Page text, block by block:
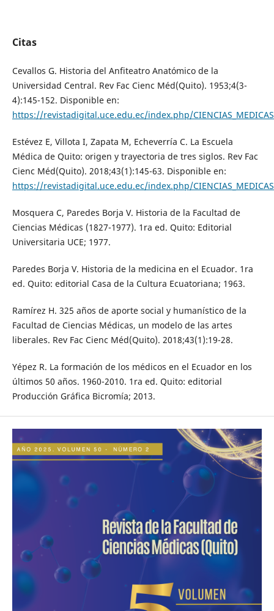
Citas
Cevallos G. Historia del Anfiteatro Anatómico de la
Universidad Central. Rev Fac Cienc Méd(Quito). 1953;4(3-
4):145-152. Disponible en:
https://revistadigital.uce.edu.ec/index.php/
Estévez E, Villota I, Zapata M, Echeverría C. La Escuela
Médica de Quito: origen y trayectoria de tres siglos. Rev Fac
Cienc Méd(Quito). 2018;43(1):145-63. Disponible en:
https://revistadigital.uce.edu.ec/index.php/
Mosquera C, Paredes Borja V. Historia de la Facultad de
Ciencias Médicas (1827-1977). 1ra ed. Quito: Editorial
Universitaria UCE; 1977.
Paredes Borja V. Historia de la medicina en el Ecuador. 1ra
ed. Quito: editorial Casa de la Cultura Ecuatoriana; 1963.
Ramírez H. 325 años de aporte social y humanístico de la
Facultad de Ciencias Médicas, un modelo de las artes
liberales. Rev Fac Cienc Méd(Quito). 2018;43(1):19-28.
Yépez R. La formación de los médicos en el Ecuador en los
últimos 50 años. 1960-2010. 1ra ed. Quito: editorial
Producción Gráfica Bicromía; 2013.